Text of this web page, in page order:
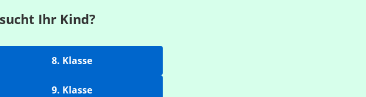
Ihr Kind?
8. Klasse
9. Klasse